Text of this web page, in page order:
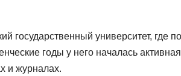
государственный университет, где
годы у него началась
и журналах.